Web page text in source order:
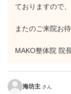
ておりますので
またのご来院お
MAKO整体院 院
海坊主 さん